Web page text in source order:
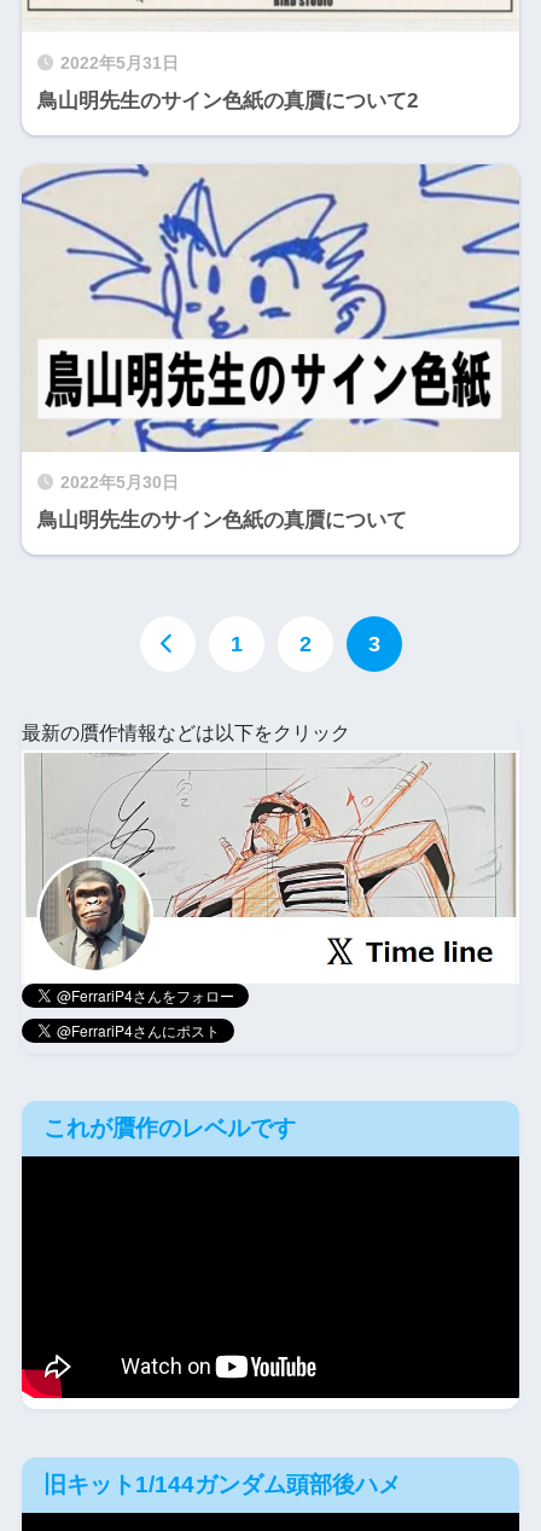
2022年5月31日
鳥山明先生のサイン色紙の真贋について2
2022年5月30日
鳥山明先生のサイン色紙の真贋について
1 2 3
最新の贋作情報などは以下をクリック
これが贋作のレベルです
旧キット1/144ガンダム頭部後ハメ